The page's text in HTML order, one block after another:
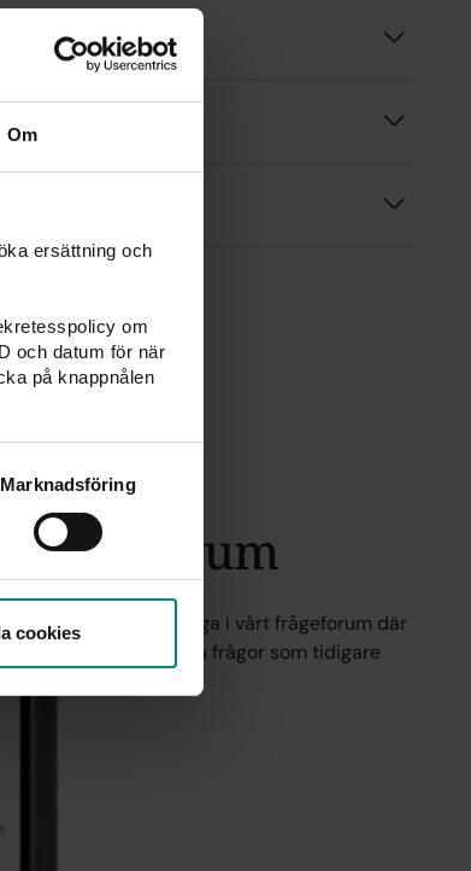
Om
ersättning och
om
och datum för när
på knappnålen
Marknadsföring
cookies
i vårt forum
ställa din egen fråga i vårt frågeforum där
samlar vi även alla frågor som tidigare